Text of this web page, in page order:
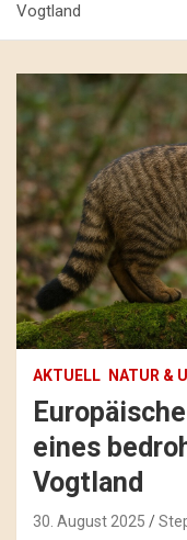
Vogtland
AKTUELL NATUR &
eines
Vogtland
30. August 2025